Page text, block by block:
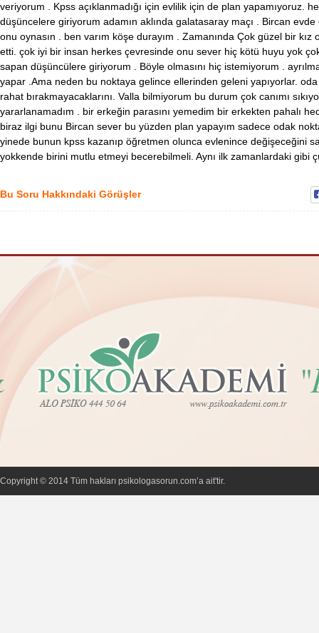
veriyorum . Kpss açıklanmadığı için evlilik için de plan yapamıyoruz.
düşüncelere giriyorum adamın aklında galatasaray maçı . Bircan
onu oynasın . ben varım köşe durayım . Zamanında Çok güzel bir
etti. çok iyi bir insan herkes çevresinde onu sever hiç kötü huyu yok
sapan düşüncülere giriyorum . Böyle olmasını hiç istemiyorum .
yapar .Ama neden bu noktaya gelince ellerinden geleni yapıyorlar.
rahat bırakmayacaklarını. Valla bilmiyorum bu durum çok canımı
yararlanamadım . bir erkeğin parasını yemedim bir erkekten pahalı
biraz ilgi bunu Bircan sever bu yüzden plan yapayım sadece odak
yinede bunun kpss kazanıp öğretmen olunca evlenince değişeceğini
yokkende birini mutlu etmeyi becerebilmeli. Aynı ilk zamanlardaki gibi
Bu Soru Hakkındaki Görüşler
Copyright © 2014 Tüm hakları psikologasorun.com’a ait'tir.